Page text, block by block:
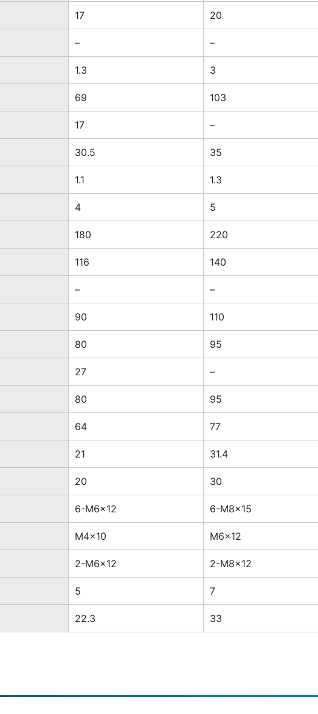
17 20
– –
1.3 3
69 103
17 –
30.5 35
1.1 1.3
4 5
180 220
116 140
– –
90 110
80 95
27 –
80 95
64 77
21 31.4
20 30
6-M6×12 6-M8×15
M4×10 M6×12
2-M6×12 2-M8×12
5 7
22.3 33